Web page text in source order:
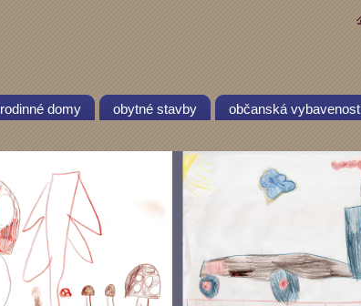
rodinné domy obytné stavby občanská vybavenost